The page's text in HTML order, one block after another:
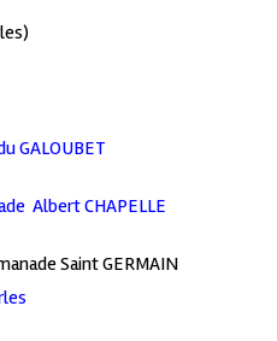
GALOUBET
Albert CHAPELLE
Saint GERMAIN